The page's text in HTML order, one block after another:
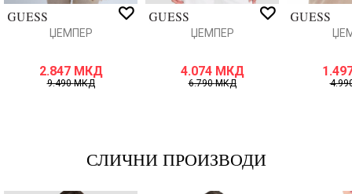
ЏЕМПЕР
2.847 МКД
9.490МКД
ЏЕМПЕР
4.074 МКД
6.790МКД
СЛИЧНИ ПРОИЗВОДИ